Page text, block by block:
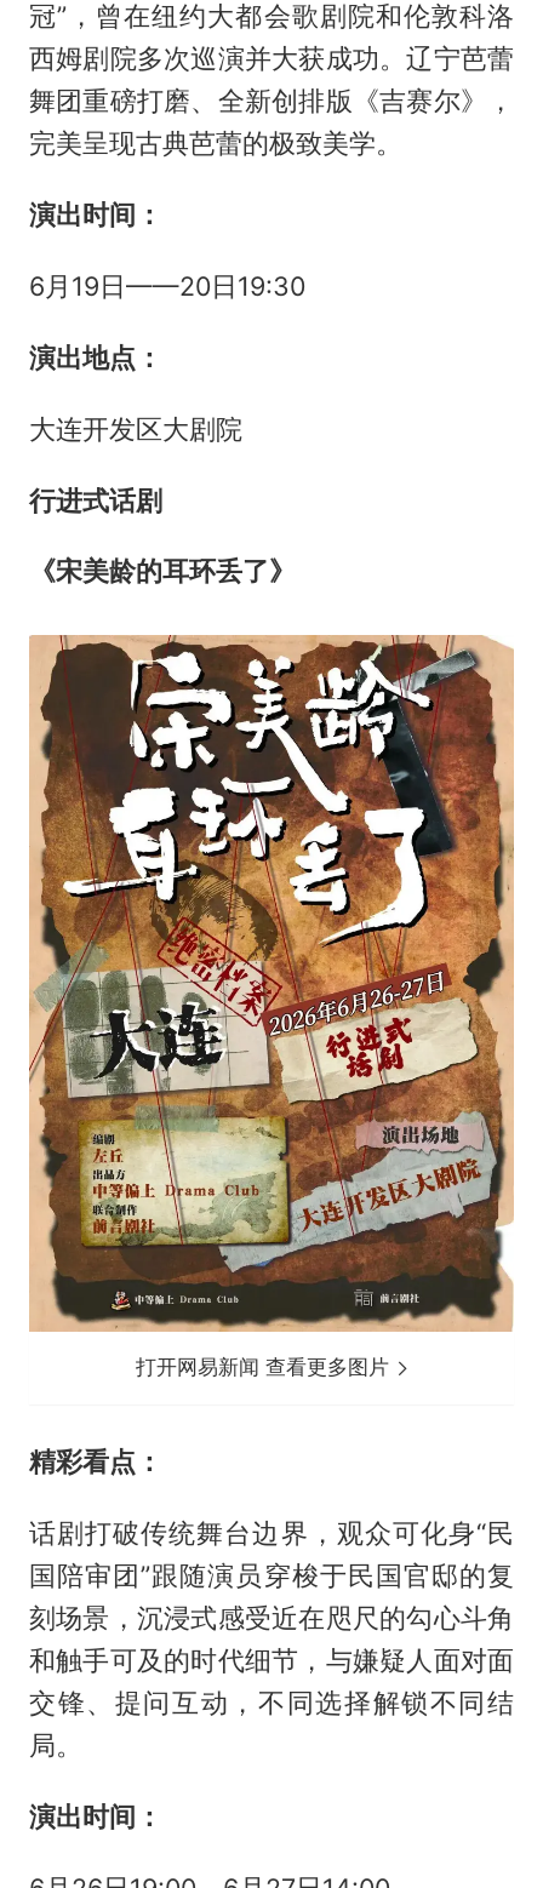
冠”，曾在纽约大都会歌剧院和伦敦科洛
西姆剧院多次巡演并大获成功。辽宁芭蕾
舞团重磅打磨、全新创排版《吉赛尔》，
完美呈现古典芭蕾的极致美学。
演出时间：
6月19日——20日19:30
演出地点：
大连开发区大剧院
行进式话剧
《宋美龄的耳环丢了》
打开网易新闻 查看更多图片
精彩看点：
话剧打破传统舞台边界，观众可化身“民
国陪审团”跟随演员穿梭于民国官邸的复
刻场景，沉浸式感受近在咫尺的勾心斗角
和触手可及的时代细节，与嫌疑人面对面
交锋、提问互动，不同选择解锁不同结
局。
演出时间：